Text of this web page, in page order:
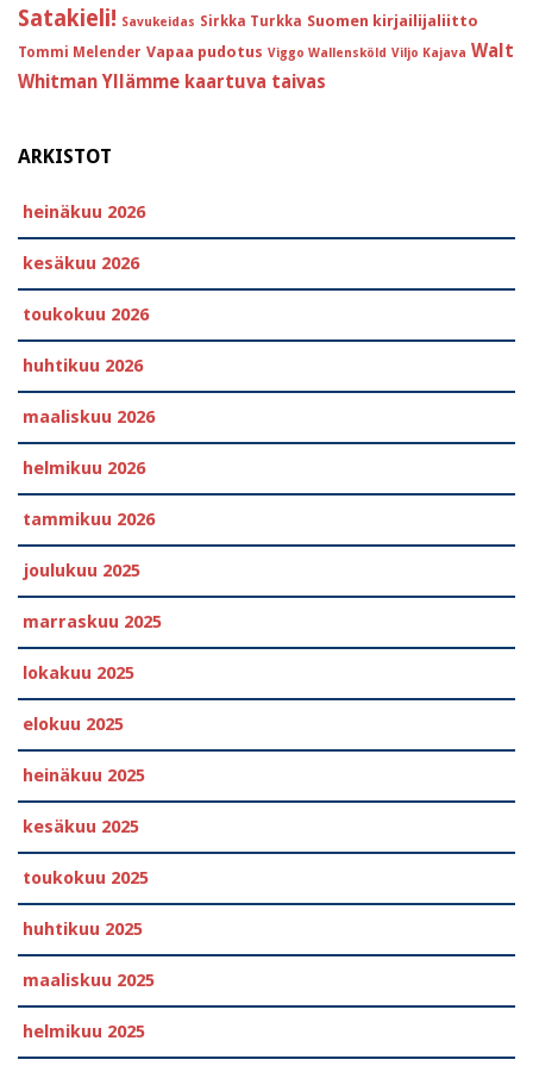
Satakieli! Savukeidas Sirkka Turkka Suomen kirjailijaliitto
Tommi Melender Vapaa pudotus Viggo Wallensköld Viljo Kajava Walt
Whitman Yllämme kaartuva taivas
ARKISTOT
heinäkuu 2026
kesäkuu 2026
toukokuu 2026
huhtikuu 2026
maaliskuu 2026
helmikuu 2026
tammikuu 2026
joulukuu 2025
marraskuu 2025
lokakuu 2025
elokuu 2025
heinäkuu 2025
kesäkuu 2025
toukokuu 2025
huhtikuu 2025
maaliskuu 2025
helmikuu 2025